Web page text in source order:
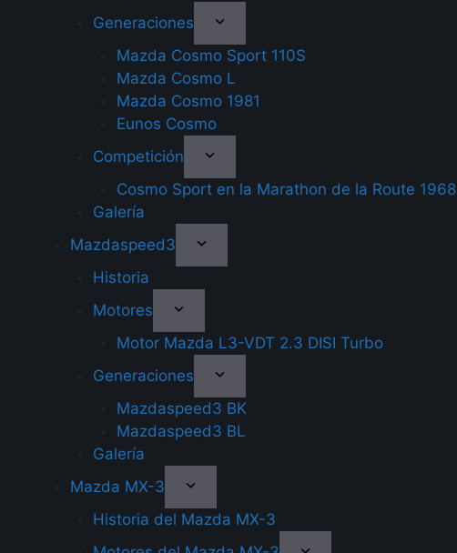
Generaciones
Mazda Cosmo Sport 110S
Mazda Cosmo L
Mazda Cosmo 1981
Eunos Cosmo
Competición
Cosmo Sport en la Marathon de la Route 1968
Galería
Mazdaspeed3
Historia
Motores
Motor Mazda L3-VDT 2.3 DISI Turbo
Generaciones
Mazdaspeed3 BK
Mazdaspeed3 BL
Galería
Mazda MX-3
Historia del Mazda MX-3